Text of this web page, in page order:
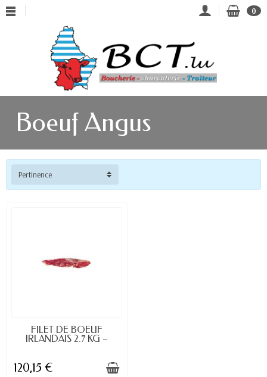
0
Boeuf Angus
Pertinence
DISPONIBLE À LA COMMANDE
FILET DE BOEUF
IRLANDAIS 2.7 KG ~
120,15 €